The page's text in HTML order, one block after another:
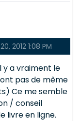
2012 1:08 PM
y a vraiment le
pas de même
Ce me semble
/ conseil
livre en ligne.